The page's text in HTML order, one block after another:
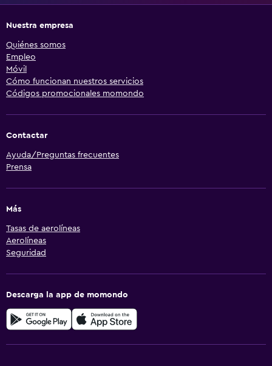
Nuestra empresa
Quiénes somos
Empleo
Móvil
Cómo funcionan nuestros servicios
Códigos promocionales momondo
Contactar
Ayuda/Preguntas frecuentes
Prensa
Más
Tasas de aerolíneas
Aerolíneas
Seguridad
Descarga la app de momondo